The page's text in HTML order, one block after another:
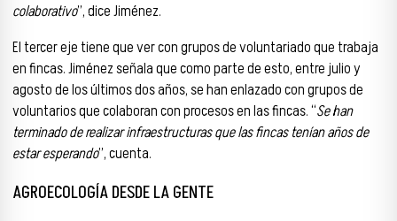
colaborativo”, dice Jiménez.
El tercer eje tiene que ver con grupos de voluntariado que trabaja
en fincas. Jiménez señala que como parte de esto, entre julio y
agosto de los últimos dos años, se han enlazado con grupos de
voluntarios que colaboran con procesos en las fincas. “Se han
terminado de realizar infraestructuras que las fincas tenían años de
estar esperando”, cuenta.
AGROECOLOGÍA DESDE LA GENTE